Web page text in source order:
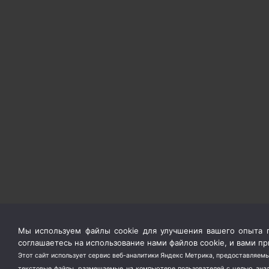
Мы используем файлы cookie для улучшения вашего опыта
соглашаетесь на использование нами файлов cookie, и вами
Этот сайт использует сервис веб-аналитики Яндекс Метрика,